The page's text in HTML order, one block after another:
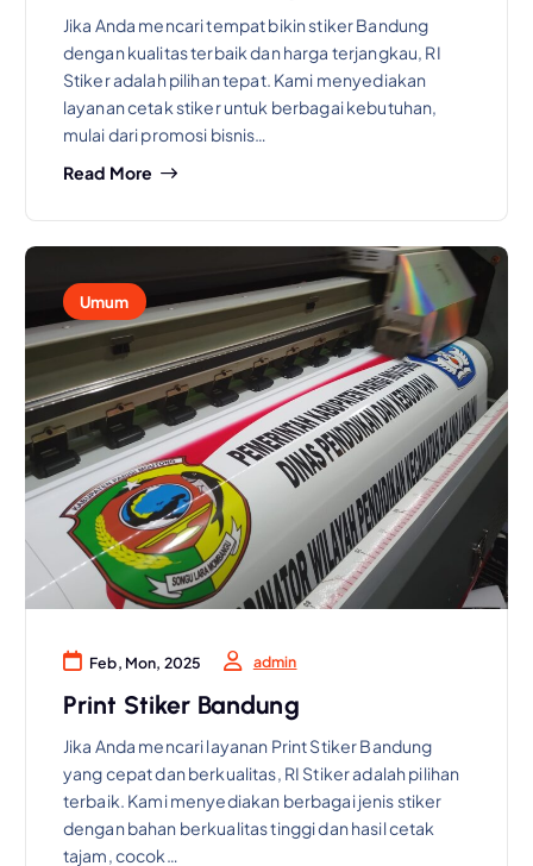
Jika Anda mencari tempat bikin stiker Bandung
dengan kualitas terbaik dan harga terjangkau, RI
Stiker adalah pilihan tepat. Kami menyediakan
layanan cetak stiker untuk berbagai kebutuhan,
mulai dari promosi bisnis…
Read More
Umum
Feb, Mon, 2025 admin
Print Stiker Bandung
Jika Anda mencari layanan Print Stiker Bandung
yang cepat dan berkualitas, RI Stiker adalah pilihan
terbaik. Kami menyediakan berbagai jenis stiker
dengan bahan berkualitas tinggi dan hasil cetak
tajam, cocok…